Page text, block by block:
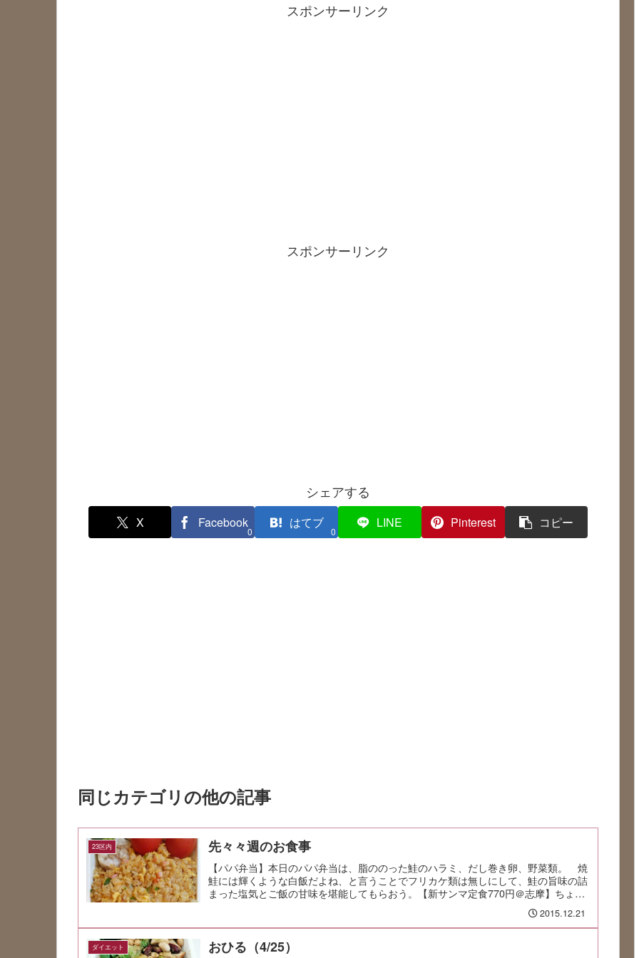
スポンサーリンク
スポンサーリンク
シェアする
X Facebook
0
はてブ
0
LINE Pinterest コピー
同じカテゴリの他の記事
23区内 先々々週のお食事
【パパ弁当】本日のパパ弁当は、脂ののった鮭のハラミ、だし巻き卵、野菜類。 焼
鮭には輝くような白飯だよね、と言うことでフリカケ類は無しにして、鮭の旨味の詰
まった塩気とご飯の甘味を堪能してもらおう。【新サンマ定食770円＠志摩】ちょっ
2015.12.21
ダイエット おひる（4/25）